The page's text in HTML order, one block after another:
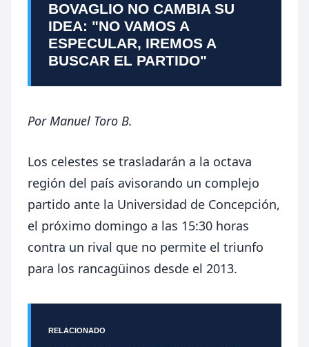
BOVAGLIO NO CAMBIA SU
IDEA: "NO VAMOS A
ESPECULAR, IREMOS A
BUSCAR EL PARTIDO"
PorManuel Toro B.
Los celestes se trasladarán a la octava
región del país avisorando un complejo
partido ante la Universidad de Concepción,
el próximo domingo a las 15:30 horas
contra un rival que no permite el triunfo
para los rancagüinos desde el 2013.
RELACIONADO